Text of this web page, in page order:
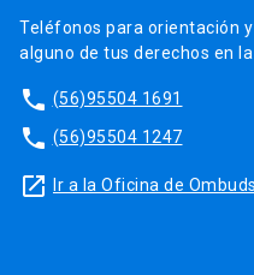
Teléfonos para orientación
alguno de tus derechos en
phone (56)95504 1691
phone (56)95504 1247
launch Ir a la Oficina de